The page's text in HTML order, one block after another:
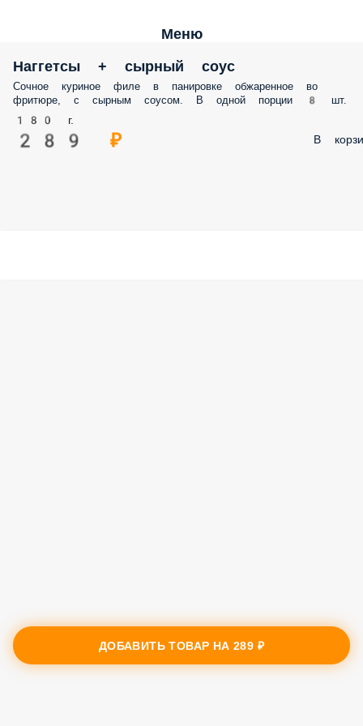
Меню
Наггетсы + сырный соус
Сочное куриное филе в панировке обжаренное во
фритюре, с сырным соусом. В одной порции 8 шт.
180 г.
289 ₽ В
ДОБАВИТЬ ТОВАР НА289 ₽